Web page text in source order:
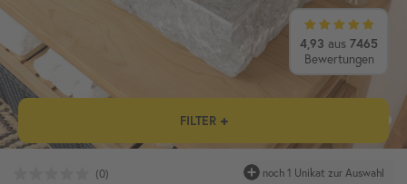
4,93 aus 7465
Bewertungen
FILTER